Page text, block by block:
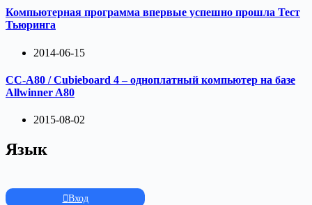
Компьютерная программа впервые успешно прошла Тест
Тьюринга
2014-06-15
CC-A80 / Cubieboard 4 – одноплатный компьютер на базе
Allwinner A80
2015-08-02
Язык
Вход